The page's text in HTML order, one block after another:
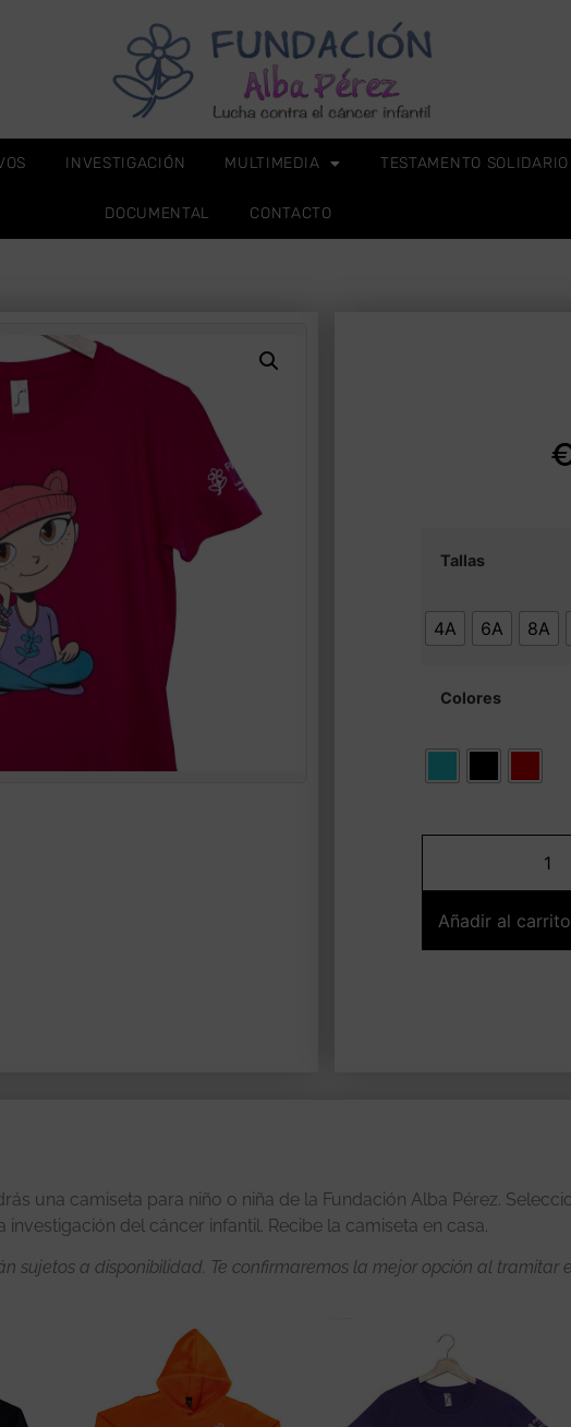
INVESTIGACIÓN MULTIMEDIA TESTAMENTO SOLIDARIO
DOCUMENTAL CONTACTO
Tallas
4A 6A 8A
Colores
Añadir al carrito
una camiseta para niño o niña de la Fundación Alba Pérez.
del cáncer infantil. Recibe la camiseta en casa.
sujetos a disponibilidad. Te confirmaremos la mejor opción al tramitar